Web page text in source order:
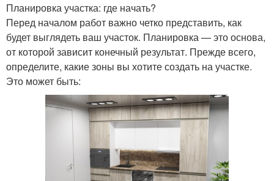
Планировка участка: где начать?
Перед началом работ важно четко представить, как
будет выглядеть ваш участок. Планировка — это основа,
от которой зависит конечный результат. Прежде всего,
определите, какие зоны вы хотите создать на участке.
Это может быть: